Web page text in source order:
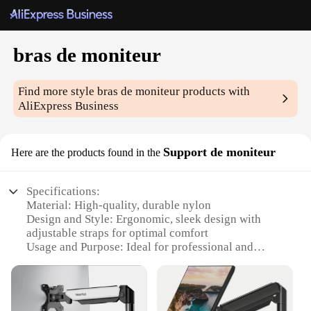
bras de moniteur
Find more stylebras de moniteur products with
AliExpress Business
Here are the products found in the Support de moniteur
Specifications:
Material: High-quality, durable nylon
Design and Style: Ergonomic, sleek design with
adjustable straps for optimal comfort
Usage and Purpose: Ideal for professional and
Shape or Size or Weight or Quantity: Available in a
variety of sizes to fit diverse body types
Performance and Property: Breathable and